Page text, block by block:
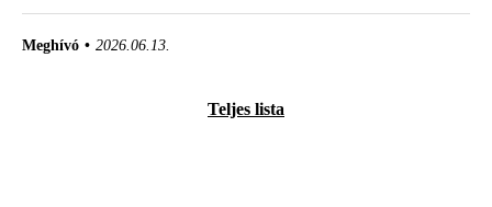
Meghívó 2026.06.13.
Teljes lista